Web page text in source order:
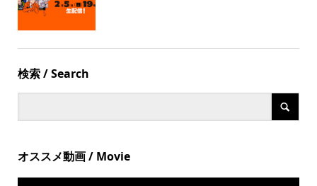
検索 / Search
オススメ動画 / Movie